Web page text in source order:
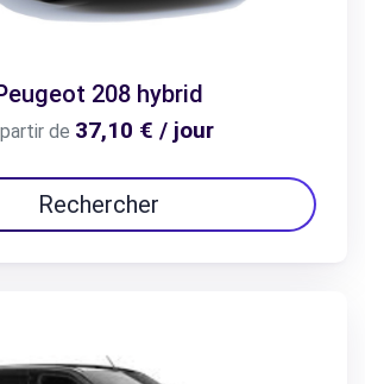
208 hybrid
de 37,10 € / jour
Rechercher